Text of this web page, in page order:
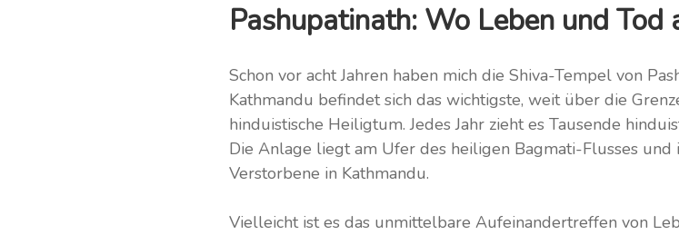
Pashupatinath: Wo Leben und Tod
Schon vor acht Jahren haben mich die Shiva-Tempel von
Kathmandu befindet sich das wichtigste, weit über die
hinduistische Heiligtum. Jedes Jahr zieht es Tausende
Die Anlage liegt am Ufer des heiligen Bagmati-Flusses
Verstorbene in Kathmandu.
Vielleicht ist es das unmittelbare Aufeinandertreffen von